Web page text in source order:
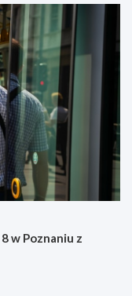
w Poznaniu z